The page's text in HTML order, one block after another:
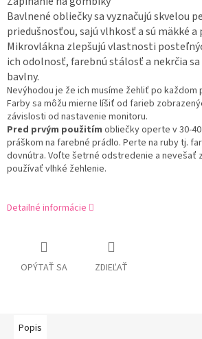
Bavlnené obliečky sa vyznačujú skvelou
priedušnosťou,sajú vlhkosť a sú mäkké a
Mikrovlákna zlepšujú vlastnosti
ich odolnosť, farebnú stálosť a nekrčia
bavlny.
Nevýhodou je že ich musíme žehliť po každom
Farby sa môžu mierne líšiť od farieb
závislosti od nastavenie monitoru.
Pred prvým použitím obliečky operte v 30-
práškom na farebné prádlo. Perte na ruby tj.
dovnútra. Voľte šetrné odstredenie a nevešať
používať vlhké žehlenie.
Detailné informácie
OPÝTAŤ SA ZDIEĽAŤ
Popis